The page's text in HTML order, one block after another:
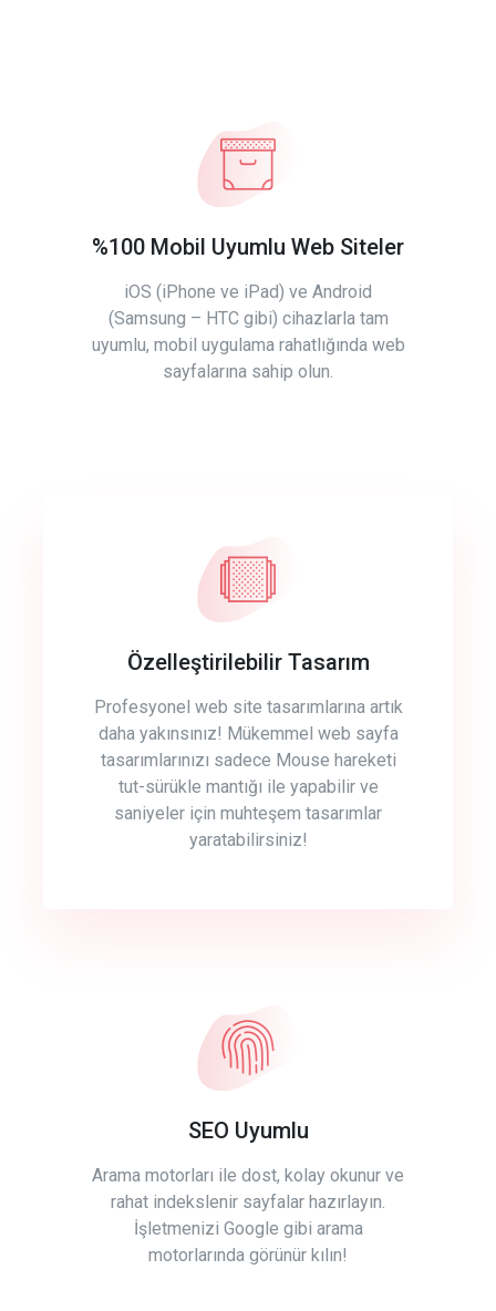
%100 Mobil Uyumlu Web Siteler
iOS (iPhone ve iPad) ve Android
(Samsung – HTC gibi) cihazlarla tam
uyumlu, mobil uygulama rahatlığında web
sayfalarına sahip olun.
Özelleştirilebilir Tasarım
Profesyonel web site tasarımlarına artık
daha yakınsınız! Mükemmel web sayfa
tasarımlarınızı sadece Mouse hareketi
tut-sürükle mantığı ile yapabilir ve
saniyeler için muhteşem tasarımlar
yaratabilirsiniz!
SEO Uyumlu
Arama motorları ile dost, kolay okunur ve
rahat indekslenir sayfalar hazırlayın.
İşletmenizi Google gibi arama
motorlarında görünür kılın!